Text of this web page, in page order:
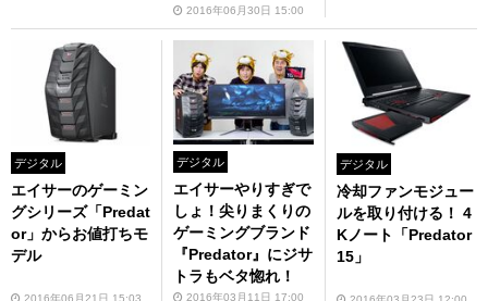
0】2016年06月30日 15:00
デジタル
エイサーのゲーミン
グシリーズ「Predat
or」からお値打ちモ
デル
2016年06月21日 15:03
デジタル
エイサーやりすぎで
しょ！尖りまくりの
ゲーミングブランド
『Predator』にジサ
トラもベタ惚れ！
2016年03月11日 17:00
デジタル
冷却ファンモジュー
ルを取り付ける！ 4
Kノート「Predator
15」